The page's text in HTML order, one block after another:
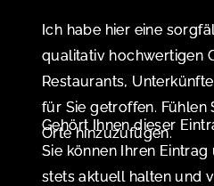
Ich habe hier eine
qualitativ hochwertigen
Restaurants,
für Sie getroffen. Fühlen
Orte hinzuzufügen.
Gehört Ihnen dieser
Sie können Ihren
stets aktuell halten und